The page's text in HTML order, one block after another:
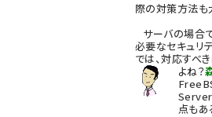
際の対策方法も
サーバの場合
必要なセキュリ
では、対応すべ
よね？
Server
点もあ